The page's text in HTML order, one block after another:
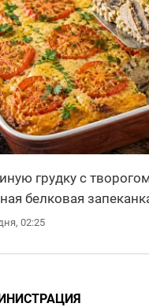
грудку с
белковая
02:25